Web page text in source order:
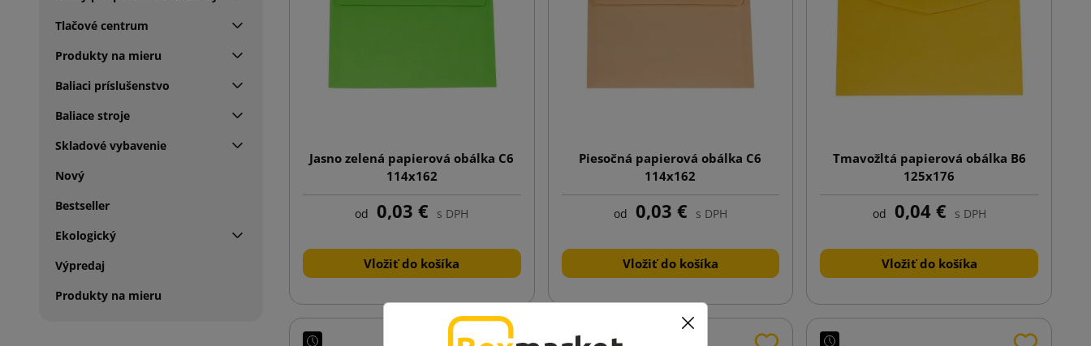
Tlačové centrum
Produkty na mieru
Baliaci príslušenstvo
Baliace stroje
Skladové vybavenie
Nový
Bestseller
Ekologický
Výpredaj
Produkty na mieru
Jasno zelená papierová obálka C6
114x162
od 0,03 € s DPH
Vložiť do košíka
Piesočná papierová obálka C6
114x162
od 0,03 € s DPH
Vložiť do košíka
Tmavožltá papierová obálka B6
125x176
od 0,04 € s DPH
Vložiť do košíka